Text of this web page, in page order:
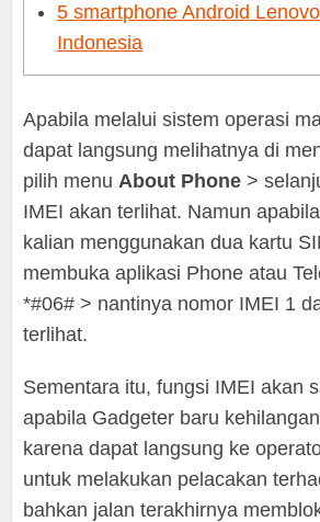
5 smartphone Android
Indonesia
Apabila melalui sistem operasi
dapat langsung melihatnya di
pilih menu About Phone >
IMEI akan terlihat. Namun
kalian menggunakan dua kartu
membuka aplikasi Phone atau
*#06# > nantinya nomor IMEI 1
terlihat.
Sementara itu, fungsi IMEI akan
apabila Gadgeter baru
karena dapat langsung ke
untuk melakukan pelacakan
bahkan jalan terakhirnya